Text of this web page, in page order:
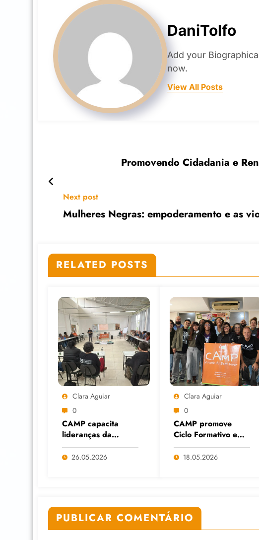
DaniTolfo
Add your
now.
View All Posts
Promovendo Cidadania e
Next post
Mulheres Negras: empoderamento e as
RELATED POSTS
Clara Aguiar
0
CAMP capacita
lideranças da
Economia Solidária
em Formação
26.05.2026
Clara Aguiar
0
CAMP promove
Ciclo Formativo em
Cuidados Digitais
diante do avanço
18.05.2026
PUBLICAR COMENTÁRIO